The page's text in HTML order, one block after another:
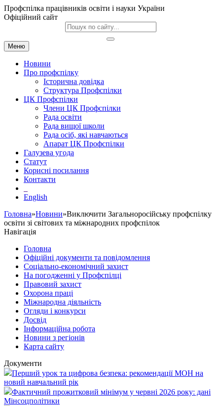
Профспілка працівників освіти і науки України
Офіційний сайт
Меню
Новини
Про профспілку
Історична довідка
Структура Профспілки
ЦК Профспілки
Члени ЦК Профспілки
Рада освіти
Рада вищої школи
Рада осіб, які навчаються
Апарат ЦК Профспілки
Галузева угода
Статут
Корисні посилання
Контакти
English
Головна»Новини»Виключити Загальноросійську профспілку
освіти зі світових та міжнародних профспілок
Навігація
Головна
Офіційні документи та повідомлення
Соціально-економічний захист
На погодженні у Профспілці
Правовий захист
Охорона праці
Міжнародна діяльність
Огляди і конкурси
Досвід
Інформаційна робота
Новини з регіонів
Карта сайту
Документи
Перший урок та цифрова безпека: рекомендації МОН на
новий навчальний рік
Фактичний прожитковий мінімум у червні 2026 року: дані
Мінсоцполітики